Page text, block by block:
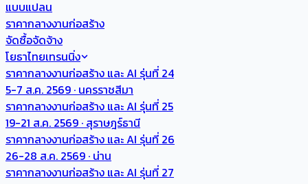
แบบแปลน
ราคากลางงานก่อสร้าง
จัดซื้อจัดจ้าง
โยธาไทยเทรนนิ่ง
ราคากลางงานก่อสร้าง และ AI รุ่นที่ 24
5-7 ส.ค. 2569 · นครราชสีมา
ราคากลางงานก่อสร้าง และ AI รุ่นที่ 25
19-21 ส.ค. 2569 · สุราษฎร์ธานี
ราคากลางงานก่อสร้าง และ AI รุ่นที่ 26
26-28 ส.ค. 2569 · น่าน
ราคากลางงานก่อสร้าง และ AI รุ่นที่ 27